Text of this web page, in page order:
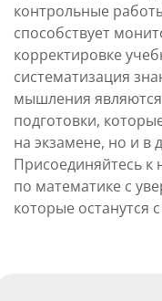
контрольные
способствует
корректировке
систематизация
мышления
подготовки,
на экзамене, но и в
Присоединяйтесь к
по математике с
которые останутся